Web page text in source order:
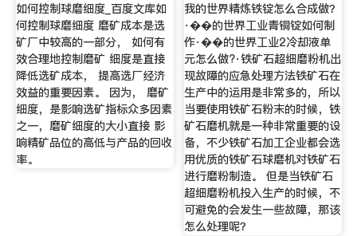
如何控制球磨细度_百度文库如
何控制球磨细度 磨矿成本是选
矿厂中较高的一部分， 如何有
效合理地控制磨矿 细度是直接
降低选矿成本， 提高选厂经济
效益的重要因素。 因为， 磨矿
细度，是影响选矿指标众多因素
之一，磨矿细度的大小直接 影
响精矿品位的高低与产品的回收
率。
我的世界精炼铁锭怎么合成做？
·��的世界工业青铜锭如何制
作·��的世界工业2冷却液单
元怎么做?·铁矿石超细磨粉机出
现故障的应急处理方法铁矿石在
生产中的运用是非常多的，所以
当要使用铁矿石粉末的时候，铁
矿石磨机就是一种非常重要的设
备，不少铁矿石加工企业都会选
用优质的铁矿石球磨机对铁矿石
进行磨粉制造。 但是当铁矿石
超细磨粉机投入生产的时候，不
可避免的会发生一些故障，那该
怎么处理呢？